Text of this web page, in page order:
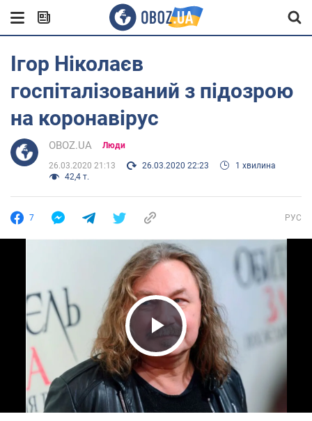
Ігор Ніколаєв
госпіталізований з підозрою
на коронавірус
OBOZ.UA Люди
26.03.2020 21:13 26.03.2020 22:23
1 хвилина
42,4 т.
7 РУС
Play Video